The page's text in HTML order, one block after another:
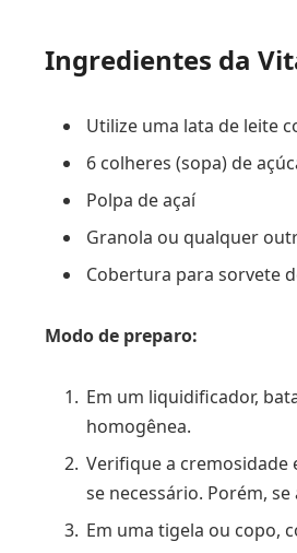
Ingredientes da
Utilize uma lata de leite
6 colheres (sopa) de
Polpa de açaí
Granola ou qualquer
Cobertura para sorvete
Modo de preparo:
Em um liquidificador,
homogênea.
Verifique a cremosidade
se necessário. Porém,
Em uma tigela ou copo,